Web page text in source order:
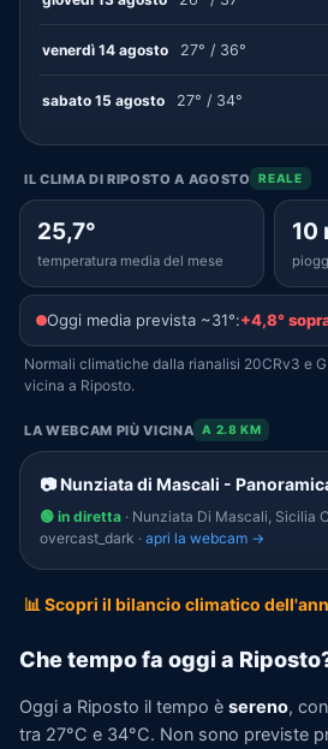
venerdì 14 agosto 27° / 36°
sabato 15 agosto 27° / 34°
IL CLIMA DI RIPOSTO A AGOSTO REALE
25,7°
temperatura media del mese
10
Oggi media prevista ~31°:+4,8°
Normali climatiche dalla rianalisi 20CRv3 e
vicina a Riposto.
LA WEBCAM PIÙ VICINA A 2.8 KM
📷 Nunziata di Mascali -
🟢 in diretta · Nunziata Di Mascali, Sicilia
overcast_dark · apri la webcam →
📊 Scopri il bilancio climatico
Che tempo fa oggi a
Oggi a Riposto il tempo è sereno,
tra 27°C e 34°C. Non sono previste